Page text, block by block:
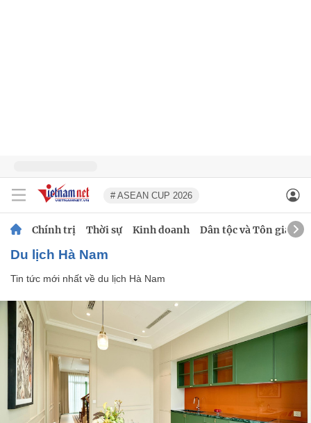
# ASEAN CUP 2026
Chính trị Thời sự Kinh doanh Dân tộc và Tôn giáo
du lịch Hà Nam
Tin tức mới nhất về du lịch Hà Nam